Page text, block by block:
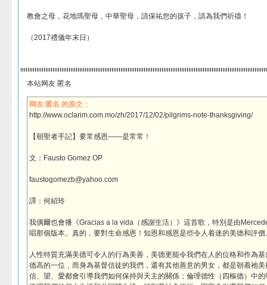
教會之母，花地瑪聖母，中華聖母，請保祐您的孩子，請為我們祈禱！
（2017禮儀年末日）
本站网友 匿名
网友 匿名 的原文：
http://www.oclarim.com.mo/zh/2017/12/02/pilgrims-note-thanksgiving/
【朝聖者手記】要常感恩——是常常！
文：Fausto Gomez OP
faustogomezb@yahoo.com
譯：何紹玲
我偶爾也會播《Gracias a la vida（感謝生活）》這首歌，特別是由
唱那個版本。真的，要對生命感恩！知恩和感恩是些令人着迷的美德和評價
人性特質充滿美德可令人的行為美善，美德更能令我們在人的位格和作為
德高的一位，而身為基督信徒的我們，還有其他善意的男女，都是朝着祂
信、望、愛都會引導我們如何保持與天主的關係；倫理德性（四樞德）中